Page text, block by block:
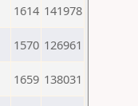
1614 141978
1570 126961
1659 138031